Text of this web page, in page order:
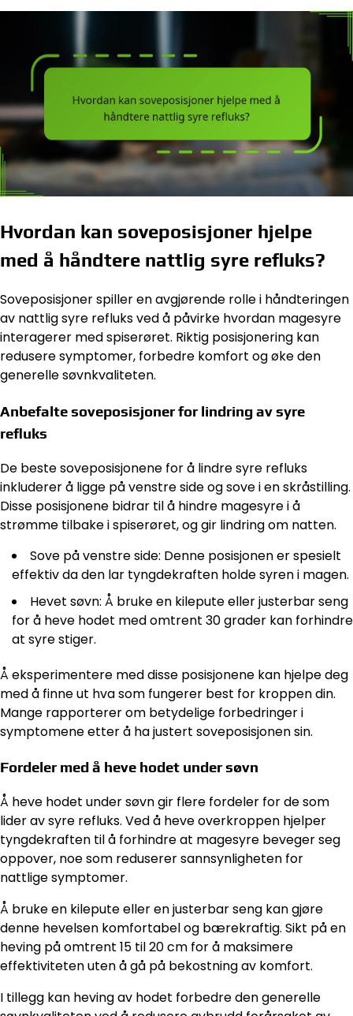
Hvordan kan soveposisjoner hjelpe
med å håndtere nattlig syre refluks?
Soveposisjoner spiller en avgjørende rolle i håndteringen
av nattlig syre refluks ved å påvirke hvordan magesyre
interagerer med spiserøret. Riktig posisjonering kan
redusere symptomer, forbedre komfort og øke den
generelle søvnkvaliteten.
Anbefalte soveposisjoner for lindring av syre
refluks
De beste soveposisjonene for å lindre syre refluks
inkluderer å ligge på venstre side og sove i en skråstilling.
Disse posisjonene bidrar til å hindre magesyre i å
strømme tilbake i spiserøret, og gir lindring om natten.
Sove på venstre side: Denne posisjonen er spesielt
effektiv da den lar tyngdekraften holde syren i magen.
Hevet søvn: Å bruke en kilepute eller justerbar seng
for å heve hodet med omtrent 30 grader kan forhindre
at syre stiger.
Å eksperimentere med disse posisjonene kan hjelpe deg
med å finne ut hva som fungerer best for kroppen din.
Mange rapporterer om betydelige forbedringer i
symptomene etter å ha justert soveposisjonen sin.
Fordeler med å heve hodet under søvn
Å heve hodet under søvn gir flere fordeler for de som
lider av syre refluks. Ved å heve overkroppen hjelper
tyngdekraften til å forhindre at magesyre beveger seg
oppover, noe som reduserer sannsynligheten for
nattlige symptomer.
Å bruke en kilepute eller en justerbar seng kan gjøre
denne hevelsen komfortabel og bærekraftig. Sikt på en
heving på omtrent 15 til 20 cm for å maksimere
effektiviteten uten å gå på bekostning av komfort.
I tillegg kan heving av hodet forbedre den generelle